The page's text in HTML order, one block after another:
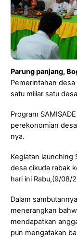
Parung panjang,
Pemerintahan
satu miliar satu
Program
perekonomian
nya.
Kegiatan launching
desa cikuda rabak
hari ini Rabu,(9/08/
Dalam
menerangkan
mendapatkan
pun mengatakan